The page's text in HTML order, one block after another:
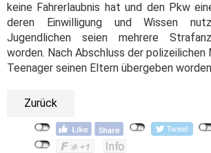
keine Fahrerlaubnis hat und den Pkw
deren Einwilligung und Wissen
Jugendlichen seien mehrere
worden. Nach Abschluss der polizeilichen
Teenager seinen Eltern übergeben
Zurück